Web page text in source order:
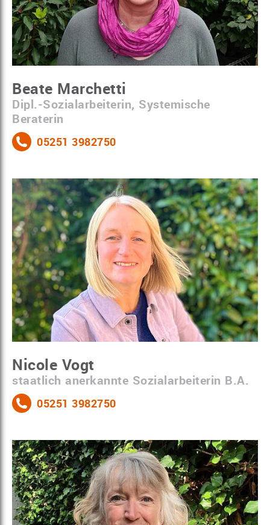
Beate Marchetti
Dipl.-Sozialarbeiterin, Systemische
Beraterin
05251 3982750
Nicole Vogt
staatlich anerkannte Sozialarbeiterin B.A.
05251 3982750